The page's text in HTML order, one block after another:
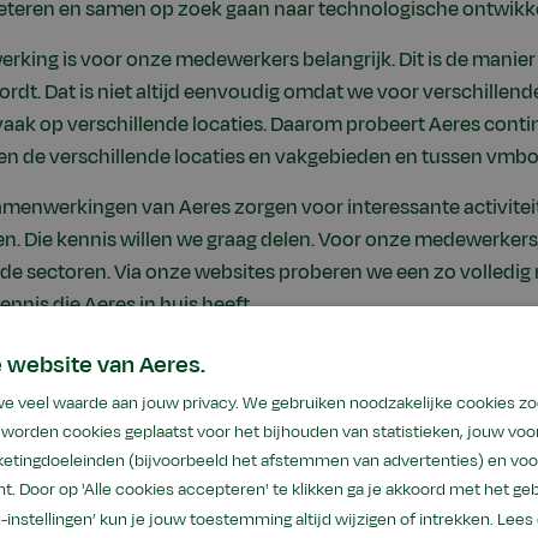
en samen op zoek gaan naar technologische
is voor onze medewerkers belangrijk. Dit is de
Dat is niet altijd eenvoudig omdat we voor
op verschillende locaties. Daarom probeert Aeres
de verschillende locaties en vakgebieden en tussen
van Aeres zorgen voor interessante
Die kennis willen we graag delen. Voor onze
sectoren. Via onze websites proberen we een zo
die Aeres in huis heeft.
met de buitenwereld
met onderwijs- en kennisinstellingen, overheden en
en handelen steeds in het perspectief van de ander. Dat
en uiteindelijk sterker te worden. Niet alleen qua
website van Aeres.
veel waarde aan jouw privacy. We gebruiken noodzakelijke cookies
cookies geplaatst voor het bijhouden van statistieken, jouw
(bijvoorbeeld het afstemmen van advertenties) en
Door op 'Alle cookies accepteren' te klikken ga je akkoord met het
instellingen’ kun je jouw toestemming altijd wijzigen of intrekken.